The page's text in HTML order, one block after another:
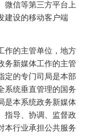
微信等第三方平台上
建设的移动客户端
作的主管单位，地方
务新媒体工作的主管
定的专门司局是本部
系统垂直管理的国务
是本系统政务新媒体
指导、协调、监督政
本行业承担公共服务